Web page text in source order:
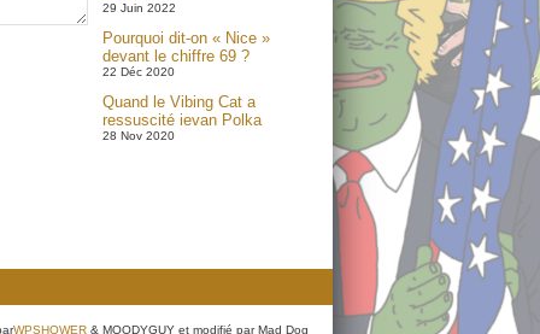
29 Juin 2022
Pourquoi dit-on « Nice »
devant le chiffre 69 ?
22 Déc 2020
Quand le Vibing Cat a
ressuscité ievan Polka
28 Nov 2020
WPSHOWER & MOODYGUY et modifié par Mad Dog